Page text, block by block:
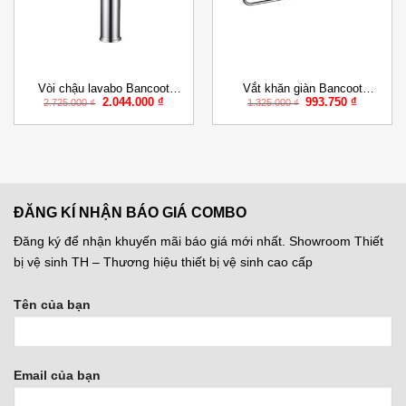
Vòi chậu lavabo Bancoot
BCV30-2022
2.725.000₫
Giá
là:
2.044.000 ₫Giá
tại
Vắt khăn giàn Bancoot
LK55401
1.325.000₫ Giá
là:
993.750₫
tại
ĐĂNG KÍ NHẬN BÁO GIÁ COMBO
Đăng ký để nhận khuyến mãi báo giá mới nhất. Showroom Thiết
bị vệ sinh TH – Thương hiệu thiết bị vệ sinh cao cấp
Tên của bạn
Email của bạn